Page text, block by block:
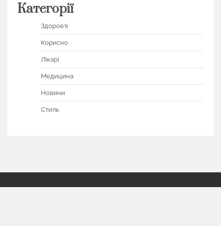
Категорії
Здоров’я
Корисно
Лікарі
Медицина
Новини
Стиль